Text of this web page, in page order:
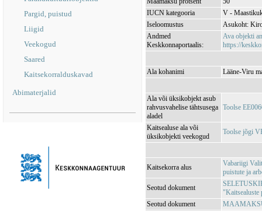
Pargid, puistud
Liigid
Veekogud
Saared
Kaitsekorralduskavad
Abimaterjalid
IUCN kategooria
V -
Iseloomustus
Asukoht:
Andmed
Keskkonnaportaalis:
Ava objekti
https://
Ala kohanimi Lääne-Viru
Ala või üksikobjekt asub
rahvusvahelise tähtsusega
aladel
Toolse
Kaitsealuse ala või
üksikobjekti veekogud
Toolse jõgi
Kaitsekorra alus
Vabariigi
puistute ja
Seotud dokument
"Kaitsealuste
Seotud dokument